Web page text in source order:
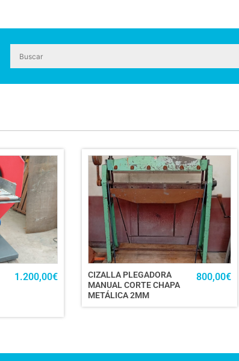
1.200,00€
CIZALLA PLEGADORA
MANUAL CORTE CHAPA
METÁLICA 2MM
800,00€